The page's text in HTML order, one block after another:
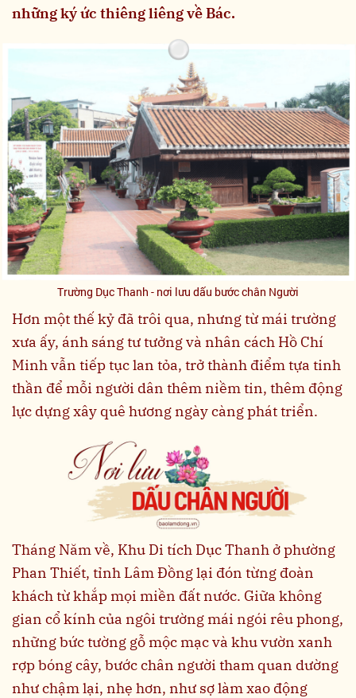
những ký ức thiêng liêng về Bác.
Trường Dục Thanh - nơi lưu dấu bước chân Người
Hơn một thế kỷ đã trôi qua, nhưng từ mái trường
xưa ấy, ánh sáng tư tưởng và nhân cách Hồ Chí
Minh vẫn tiếp tục lan tỏa, trở thành điểm tựa tinh
thần để mỗi người dân thêm niềm tin, thêm động
lực dựng xây quê hương ngày càng phát triển.
Tháng Năm về, Khu Di tích Dục Thanh ở phường
Phan Thiết, tỉnh Lâm Đồng lại đón từng đoàn
khách từ khắp mọi miền đất nước. Giữa không
gian cổ kính của ngôi trường mái ngói rêu phong,
những bức tường gỗ mộc mạc và khu vườn xanh
rợp bóng cây, bước chân người tham quan dường
như chậm lại, nhẹ hơn, như sợ làm xao động